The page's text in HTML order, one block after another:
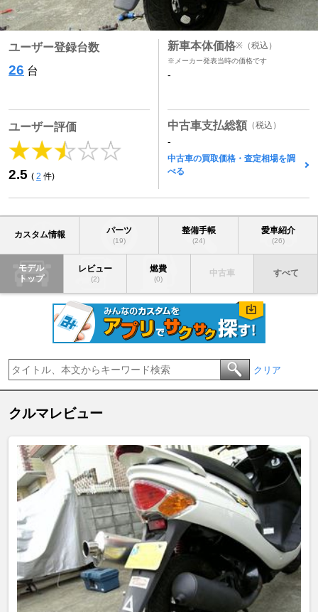
ユーザー登録台数
26 台
ユーザー評価
2.5 ( 2 件)
新車本体価格※ （税込）
※メーカー発表当時の価格です
-
中古車支払総額 （税込）
-
中古車の買取価格・査定相場を調
べる
カスタム情報 パーツ
(19)
整備手帳
(24)
愛車紹介
(26)
モデル
トップ
レビュー
(2)
燃費
(0)
中古車 すべて
クリア
クルマレビュー